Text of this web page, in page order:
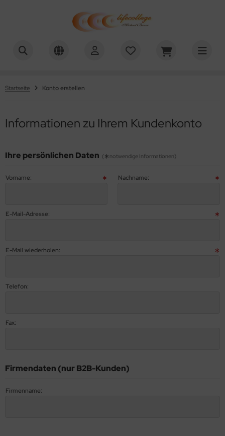
Startseite Konto erstellen
Informationen zu Ihrem Kundenkonto
Ihre persönlichen Daten ( notwendige Informationen)
Vorname: Nachname:
E-Mail-Adresse:
E-Mail wiederholen:
Telefon:
Fax:
Firmendaten (nur B2B-Kunden)
Firmenname:
/ Ziele